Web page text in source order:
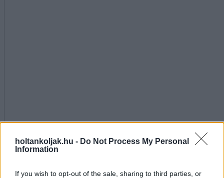
holtankoljak.hu - Do Not Process My Personal
Information
If you wish to opt-out of the sale, sharing to third parties, or